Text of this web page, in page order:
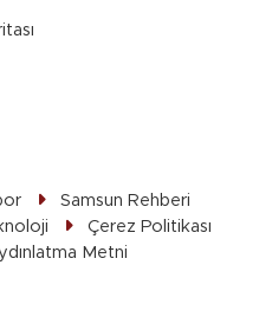
Samsun Rehberi
Çerez Politikası
Metni